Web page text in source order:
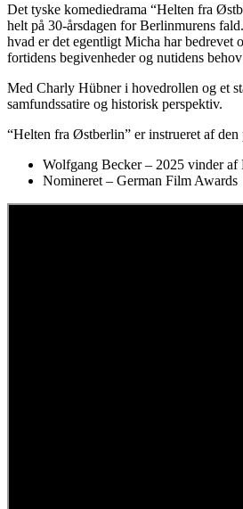
Det tyske komediedrama “Helten fra
helt på 30-årsdagen for Berlinmurens
hvad er det egentligt Micha har bedrevet
fortidens begivenheder og nutidens
Med Charly Hübneri hovedrollen og et
samfundssatire og historisk perspektiv.
“Helten fra Østberlin” er instrueret af
Wolfgang Becker – 2025 vinder af
Nomineret – German Film Awards